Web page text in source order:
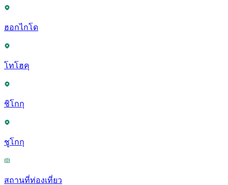
ฮอกไกโด
โทโฮคุ
ชิโกกุ
ชูโกกุ
สถานที่ท่องเที่ยว